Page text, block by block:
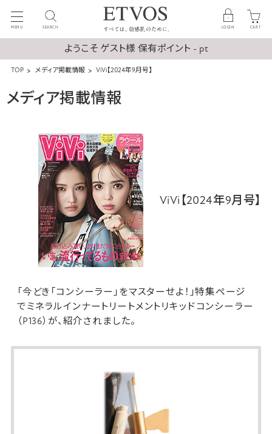
MENU SEARCH LOGIN CART
ようこそ ゲスト様 保有ポイント - pt
TOP メディア掲載情報 ViVi【2024年9月号】
メディア掲載情報
ViVi【2024年9月号】
「今どき「コンシーラー」をマスターせよ！」特集ページ
でミネラルインナートリートメントリキッドコンシーラー
（P136）が、紹介されました。